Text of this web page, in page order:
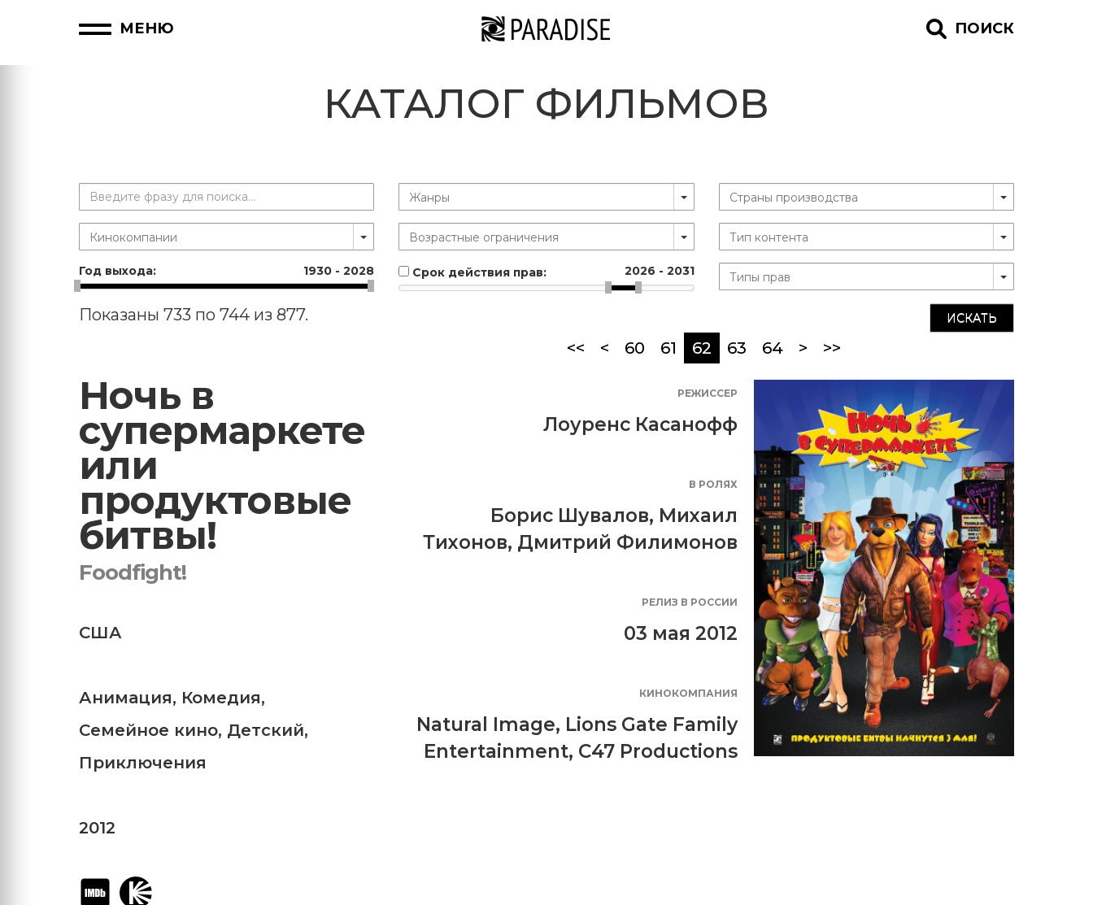
МЕНЮ ПОИСК
КАТАЛОГ ФИЛЬМОВ
Год выхода: 1930 -2028 Срок действия прав: 2026 - 2031
ИСКАТЬ
Показаны 733 по 744 из 877.
<<
< 60 61 62 (current)
63 64 > >>
Ночь в
супермаркете
или
продуктовые
битвы!
Foodfight!
США
Анимация, Комедия,
Семейное кино, Детский,
Приключения
2012
РЕЖИССЕР
Лоуренс Касанофф
В РОЛЯХ
Борис Шувалов, Михаил
Тихонов, Дмитрий Филимонов
РЕЛИЗ В РОССИИ
03 мая 2012
КИНОКОМПАНИЯ
Natural Image, Lions Gate Family
Entertainment, C47 Productions